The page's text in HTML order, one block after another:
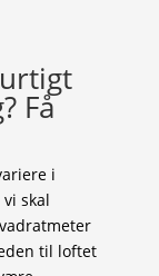
Få
i
skal
til loftet